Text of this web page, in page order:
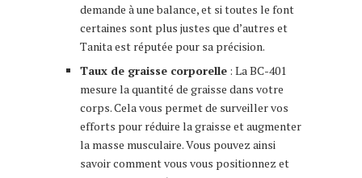
demande à une balance, et si toutes le font
certaines sont plus justes que d’autres et
Tanita est réputée pour sa précision.
Taux de graisse corporelle : La BC-401
mesure la quantité de graisse dans votre
corps. Cela vous permet de surveiller vos
efforts pour réduire la graisse et augmenter
la masse musculaire. Vous pouvez ainsi
savoir comment vous vous positionnez et